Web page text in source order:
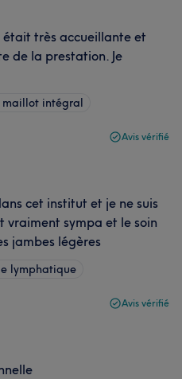
était très accueillante et
de la prestation. Je
maillot intégral
Avis vérifié
cet institut et je ne suis
vraiment sympa et le soin
jambes légères
lymphatique
Avis vérifié